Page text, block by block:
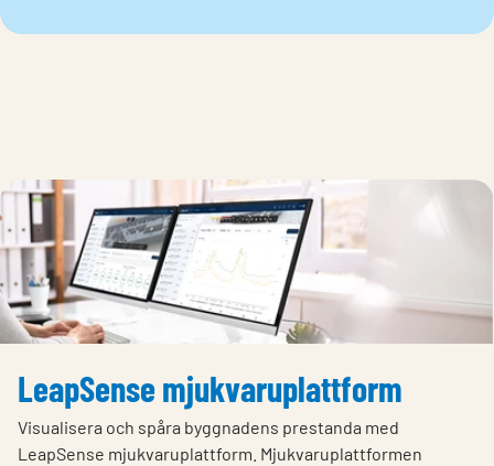
LeapSense mjukvaruplattform
Visualisera och spåra byggnadens prestanda med
LeapSense mjukvaruplattform. Mjukvaruplattformen